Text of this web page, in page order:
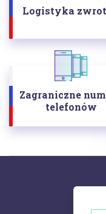
Logistyka
Zagraniczne
telefonów